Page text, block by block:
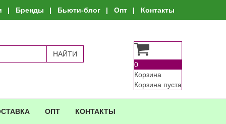
Бренды Бьюти-блог Опт Контакты
0
Корзина
Корзина пуста
ОПТ КОНТАКТЫ